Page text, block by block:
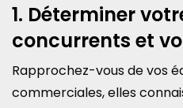
1. Déterminer
concurrents et
Rapprochez-vous de vos
commerciales, elles